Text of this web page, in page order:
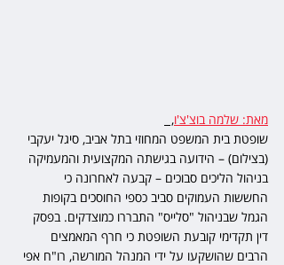
מאת: שלמה בוצ'צ'ו,
שופטת בית המשפט המחוזי בתל אביב, סיגל יעקבי
(בצילום) – הידועה בגישתה המקצועית והמעמיקה
בניהול הליכים סבוכים – קבעה לאחרונה כי
החששות העמוקים סביב כספי החוסכים בקופות
הגמל שבניהול "סלייס" התבררו כמוצדקים. בפסק
דין תקדימי קובעת השופטת כי חרף המאמצים
הרבים שהושקעו על ידי המנהל המורשה, רו"ח אפי